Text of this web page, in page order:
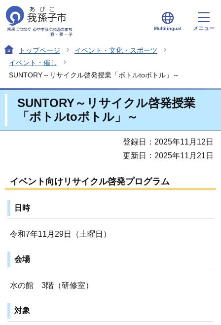
Multilingual メニュー
トップページ
イベント・文化・スポーツ
イベント・催し
SUNTORY～リサイクル啓発授業「ボトルtoボトル」～
SUNTORY～リサイクル啓発授業
「ボトルtoボトル」～
登録日：2025年11月12日
更新日：2025年11月21日
イベント向けリサイクル啓発プログラム
日時
令和7年11月29日（土曜日）
会場
水の館 3階（研修室）
対象